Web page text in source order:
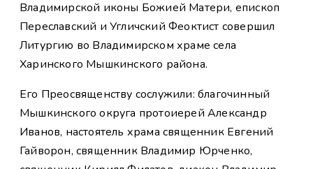
Владимирской иконы Божией Матери, епископ
Переславский и Угличский Феоктист совершил
Литургию во Владимирском храме села
Харинского Мышкинского района.
Его Преосвященству сослужили: благочинный
Мышкинского округа протоиерей Александр
Иванов, настоятель храма священник Евгений
Гайворон, священник Владимир Юрченко,